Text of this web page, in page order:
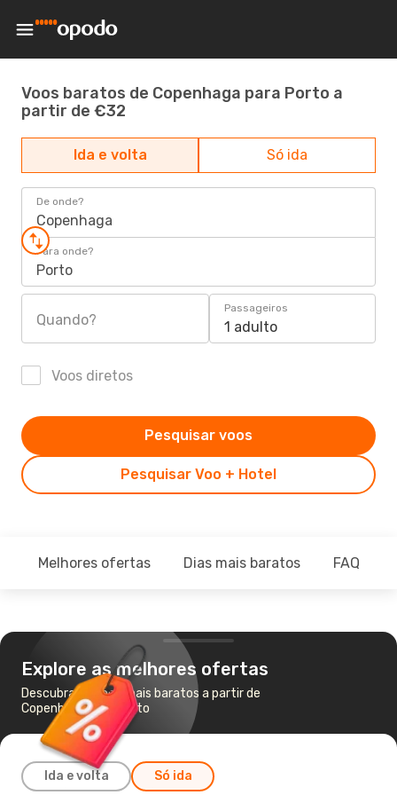
Voos baratos de Copenhaga para Porto a
partir de €32
Ida e volta Só ida
De onde?
Copenhaga
Para onde?
Porto
Quando?
Passageiros
1 adulto
Voos diretos
Pesquisar Voo + Hotel
Pesquisar voos
Melhores ofertas Dias mais baratos FAQ
Explore as melhores ofertas
Descubra os voos mais baratos a partir de
Copenhaga para Porto
Ida e volta Só ida